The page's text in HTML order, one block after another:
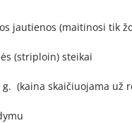
jautienos (maitinosi tik
(striploin) steikai
g. (kaina skaičiuojama